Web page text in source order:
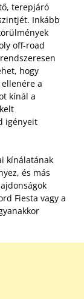
terepjáró
Inkább
off-road
hogy
a
kínál a
igényeit
kínálatának
és más
Fiesta vagy a